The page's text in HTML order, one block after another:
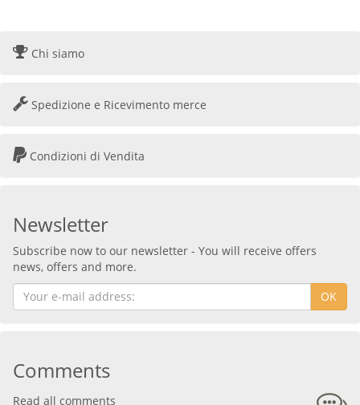
Chi siamo
Spedizione e Ricevimento merce
Condizioni di Vendita
Newsletter
Subscribe now to our newsletter - You will receive offers
news, offers and more.
OK
Comments
Read all comments